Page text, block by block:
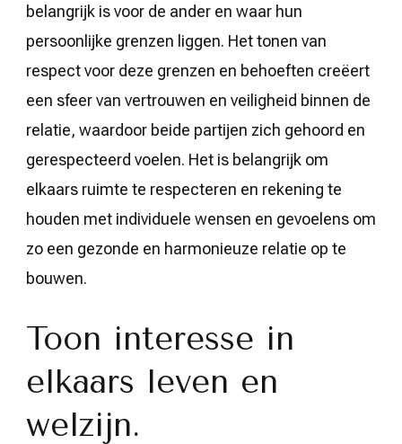
belangrijk is voor de ander en waar hun
persoonlijke grenzen liggen. Het tonen van
respect voor deze grenzen en behoeften creëert
een sfeer van vertrouwen en veiligheid binnen de
relatie, waardoor beide partijen zich gehoord en
gerespecteerd voelen. Het is belangrijk om
elkaars ruimte te respecteren en rekening te
houden met individuele wensen en gevoelens om
zo een gezonde en harmonieuze relatie op te
bouwen.
Toon interesse in
elkaars leven en
welzijn.